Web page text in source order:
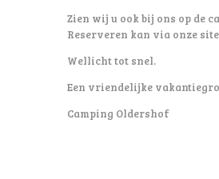
Zien wij u ook bij ons op de
Reserveren kan via onze
Wellicht tot snel.
Een vriendelijke
Camping Oldershof